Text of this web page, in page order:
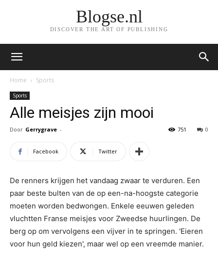
Blogse.nl
DISCOVER THE ART OF PUBLISHING
Home Sports
Sports
Alle meisjes zijn mooi
Door Gerrygrave - 0
751
Facebook Twitter
De renners krijgen het vandaag zwaar te verduren. Een
paar beste bulten van de op een-na-hoogste categorie
moeten worden bedwongen. Enkele eeuwen geleden
vluchtten Franse meisjes voor Zweedse huurlingen. De
berg op om vervolgens een vijver in te springen. 'Eieren
voor hun geld kiezen', maar wel op een vreemde manier.